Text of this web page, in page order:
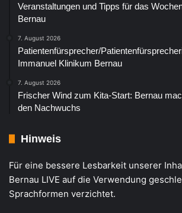
Veranstaltungen und Tipps für das
Bernau
7. August 2026
Patientenfürsprecher/
Immanuel Klinikum Bernau
7. August 2026
Frischer Wind zum Kita-Start: Bernau
den Nachwuchs
Hinweis
Für eine bessere Lesbarkeit unserer
Bernau LIVE auf die Verwendung
Sprachformen verzichtet.